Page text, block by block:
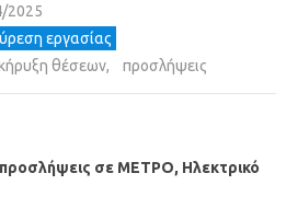
2025
εργασίας
θέσεων, προσλήψεις
προσλήψεις σε ΜΕΤΡΟ, Ηλεκτρικό